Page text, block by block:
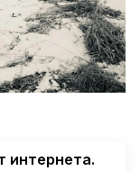
интернета.